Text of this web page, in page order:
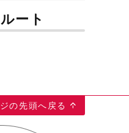
ート
の先頭へ戻る